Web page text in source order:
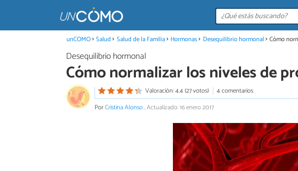
unCOMO Salud Salud de la Familia Hormonas Desequilibrio hormonal Cómo
Desequilibrio hormonal
Cómo normalizar los niveles de
Valoración: 4.4 (27 votos)
4 comentarios
PorCristina Alonso.Actualizado: 16 enero 2017